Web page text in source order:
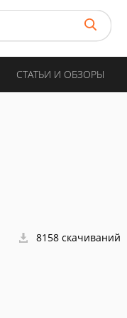
СТАТЬИ И ОБЗОРЫ
8158 скачиваний